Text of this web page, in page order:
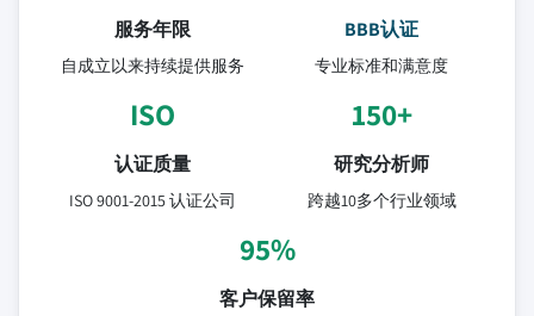
服务年限
自成立以来持续提供服务
BBB认证
专业标准和满意度
ISO
认证质量
ISO 9001-2015 认证公司
150+
研究分析师
跨越10多个行业领域
95%
客户保留率